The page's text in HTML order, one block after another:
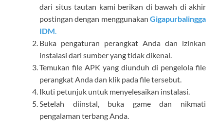
dari situs tautan kami berikan di bawah di akhir
postingan dengan menggunakan Gigapurbalingga
IDM.
Buka pengaturan perangkat Anda dan izinkan
instalasi dari sumber yang tidak dikenal.
Temukan file APK yang diunduh di pengelola file
perangkat Anda dan klik pada file tersebut.
Ikuti petunjuk untuk menyelesaikan instalasi.
Setelah diinstal, buka game dan nikmati
pengalaman terbang Anda.